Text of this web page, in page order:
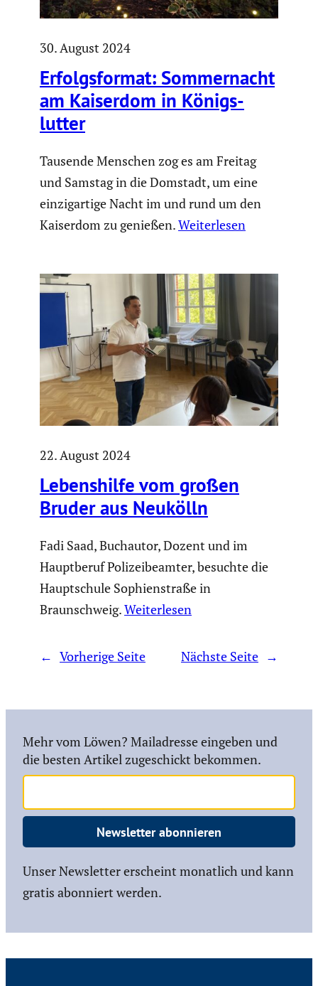
30. August 2024
Erfolgs­format: Sommer­nacht
am Kaiserdom in Königs­
lutter
Tausende Menschen zog es am Freitag
und Samstag in die Domstadt, um eine
einzigartige Nacht im und rund um den
Kaiserdom zu genießen.Weiterlesen
22. August 2024
Lebens­hilfe vom großen
Bruder aus Neukölln
Fadi Saad, Buchautor, Dozent und im
Hauptberuf Polizeibeamter, besuchte die
Hauptschule Sophienstraße in
Braunschweig.Weiterlesen
← Vorherige Seite Nächste Seite →
Mehr vom Löwen? Mailadresse eingeben und
die besten Artikel zugeschickt bekommen.
Newsletter abonnieren
Unser Newsletter erscheint monatlich und kann
gratis abonniert werden.